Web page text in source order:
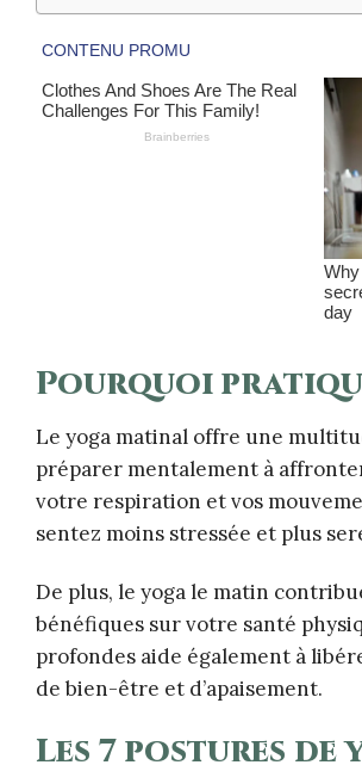
Pourquoi
Le yoga matinal offre une
préparer mentalement à
votre respiration et vos
sentez moins stressée et plus
De plus, le yoga le matin
bénéfiques sur votre santé
profondes aide également à
de bien-être et d’apaisement.
Les 7 postures